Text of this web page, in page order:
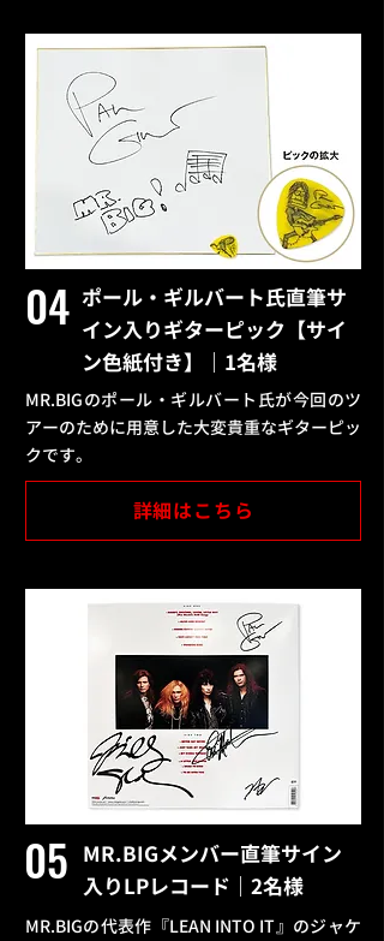
04 ポール・ギルバート氏直筆サ
イン入りギターピック【サイ
ン色紙付き】｜1名様
MR.BIGのポール・ギルバート氏が今回のツ
アーのために用意した大変貴重なギターピッ
クです。
詳細はこちら
05
MR.BIGメンバー直筆サイン
入りLPレコード｜2名様
MR.BIGの代表作『LEAN INTO IT』のジャケ